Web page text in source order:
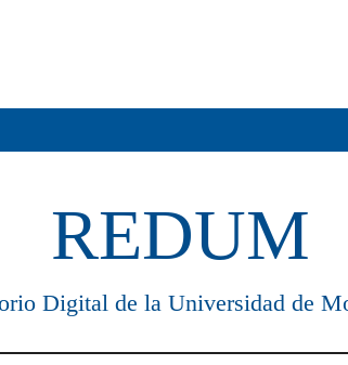
REDUM
Digital de la Universidad de